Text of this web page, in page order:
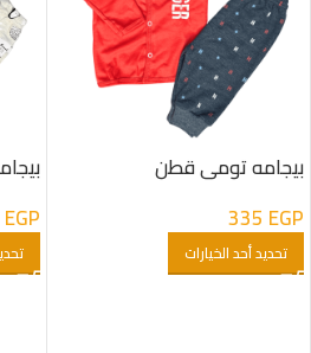
بيجامه تومى قطن
335 EGP
تحديد أحد الخيارات
EGP